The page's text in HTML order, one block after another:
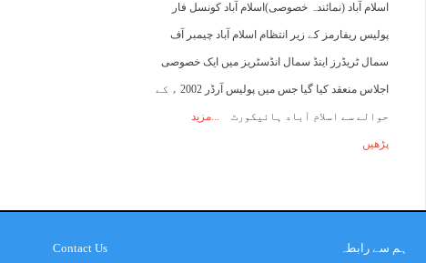
اسلام آباد (نمائندہ خصوصی)اسلام آباد کونسل فار
پولیس ریفارمز کے زیر انتظام اسلام آباد چیمبر آف
سمال ٹریڈرز اینڈ سمال انڈسٹریز میں ایک خصوصی
اجلاس منعقد کیا گیا جس میں پولیس آرڈر 2002 ء کے
حوالے سے اسلام آباد ہائیکورٹ مزید
پڑھیں
ہم سے رابطہ Contact Us